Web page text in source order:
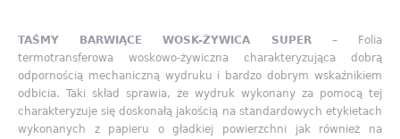
TAŚMY BARWIĄCE WOSK-ŻYWICA SUPER– Folia
termotransferowa woskowo-żywiczna charakteryzująca dobrą
odpornością mechaniczną wydruku i bardzo dobrym wskaźnikiem
odbicia. Taki skład sprawia, że wydruk wykonany za pomocą tej
charakteryzuje się doskonałą jakością na standardowych etykietach
wykonanych z papieru o gładkiej powierzchni jak również na